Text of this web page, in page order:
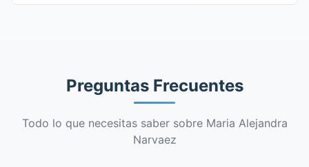
Preguntas Frecuentes
Todo lo que necesitas saber sobre Maria Alejandra
Narvaez